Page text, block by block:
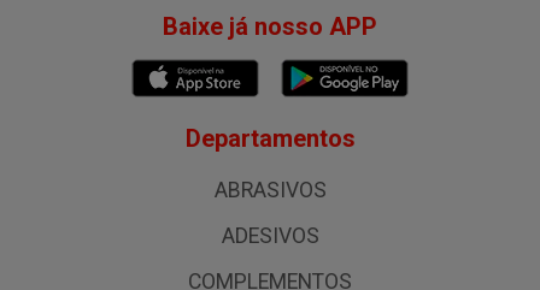
Baixe já nosso APP
Departamentos
ABRASIVOS
ADESIVOS
COMPLEMENTOS